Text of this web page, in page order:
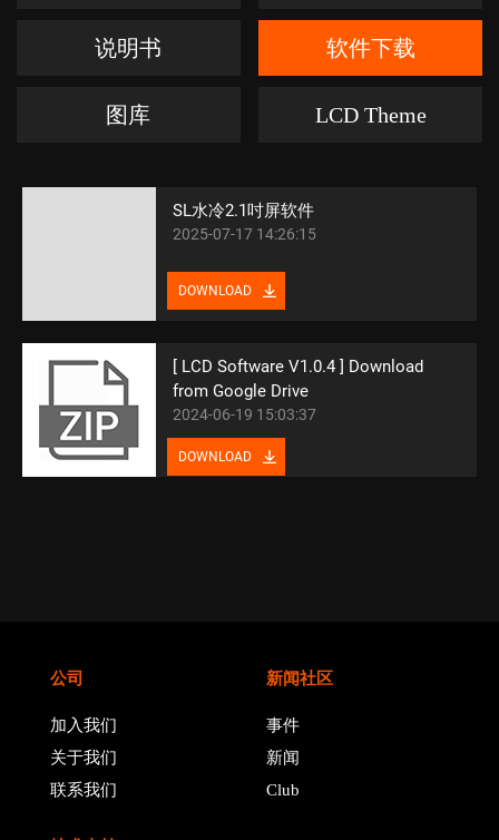
说明书 软件下载
图库 LCD Theme
SL水冷2.1吋屏软件
2025-07-17 14:26:15
DOWNLOAD
[ LCD Software V1.0.4 ] Download
from Google Drive
2024-06-19 15:03:37
DOWNLOAD
公司
加入我们
关于我们
联系我们
新闻社区
事件
新闻
Club